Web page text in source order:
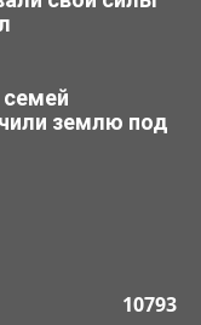
землю под
10793